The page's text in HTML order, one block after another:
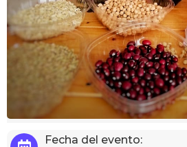
Fecha del evento: